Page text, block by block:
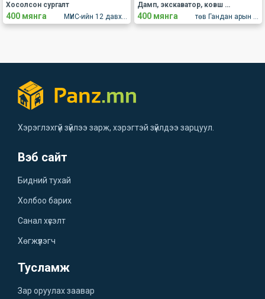
МҮИС-ийн 12 давхар 1201 тоот
Хосолсон сургалт
400 мянга төв Гандан арын МҮИС 12-1201 тоот
Дамп, экскаватор, ковш оператор бэлтгэх сургалт
400 мянга
Хэрэглэхгүй зүйлээ зарж, хэрэгтэй зүйлдээ зарцуул.
Вэб сайт
Бидний тухай
Холбоо барих
Санал хүсэлт
Хөгжүүлэгч
Тусламж
Зар оруулах заавар